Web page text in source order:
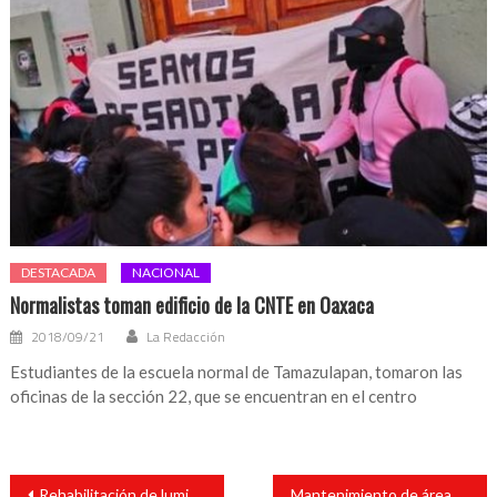
DESTACADA NACIONAL
Normalistas toman edificio de la CNTE en Oaxaca
2018/09/21 La Redacción
Estudiantes de la escuela normal de Tamazulapan, tomaron las
oficinas de la sección 22, que se encuentran en el centro
Navegación